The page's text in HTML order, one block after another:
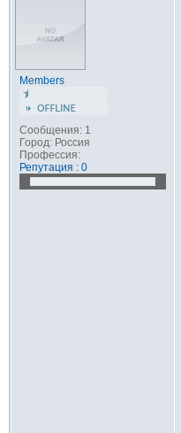
Members
Сообщения: 1
Город: Россия
Профессия:
Репутация : 0